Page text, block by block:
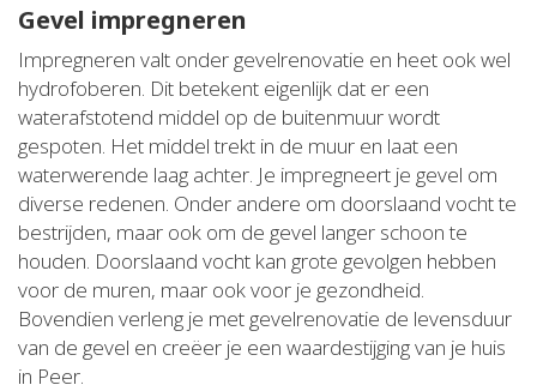
Gevel impregneren
Impregneren valt onder gevelrenovatie en heet ook wel
hydrofoberen. Dit betekent eigenlijk dat er een
waterafstotend middel op de buitenmuur wordt
gespoten. Het middel trekt in de muur en laat een
waterwerende laag achter. Je impregneert je gevel om
diverse redenen. Onder andere om doorslaand vocht te
bestrijden, maar ook om de gevel langer schoon te
houden. Doorslaand vocht kan grote gevolgen hebben
voor de muren, maar ook voor je gezondheid.
Bovendien verleng je met gevelrenovatie de levensduur
van de gevel en creëer je een waardestijging van je huis
in Peer.